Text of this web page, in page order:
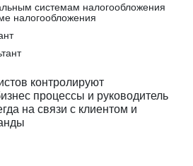
системам налогообложения
налогообложения
контролируют
процессы и руководитель
на связи с клиентом и